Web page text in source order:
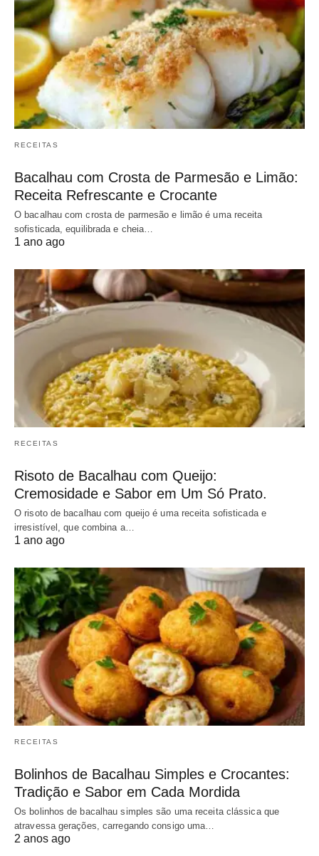
RECEITAS
Bacalhau com Crosta de Parmesão e Limão:
Receita Refrescante e Crocante
O bacalhau com crosta de parmesão e limão é uma receita
sofisticada, equilibrada e cheia…
1 ano ago
RECEITAS
Risoto de Bacalhau com Queijo:
Cremosidade e Sabor em Um Só Prato.
O risoto de bacalhau com queijo é uma receita sofisticada e
irresistível, que combina a…
1 ano ago
RECEITAS
Bolinhos de Bacalhau Simples e Crocantes:
Tradição e Sabor em Cada Mordida
Os bolinhos de bacalhau simples são uma receita clássica que
atravessa gerações, carregando consigo uma…
2 anos ago